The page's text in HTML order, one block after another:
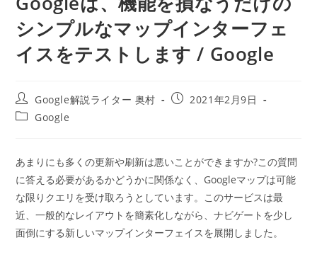
シンプルなマップインターフェ
イスをテストします / Google
投
稿
者:
Google解説ライター 奥村
投
2021年2月9日
投
テ
ゴ
リ
ー:
Google
あまりにも多くの更新や刷新は悪いことができますか?この質問
に答える必要があるかどうかに関係なく、Googleマップは可能
な限りクエリを受け取ろうとしています。このサービスは最
近、一般的なレイアウトを簡素化しながら、ナビゲートを少し
面倒にする新しいマップインターフェイスを展開しました。